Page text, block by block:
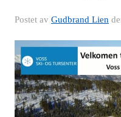
Postet av Gudbrand Lien